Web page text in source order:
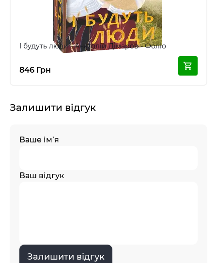
І будуть люди - Анатолій Дімаров - Фоліо
846 Грн
Залишити відгук
Ваше ім’я
Ваш відгук
Залишити відгук